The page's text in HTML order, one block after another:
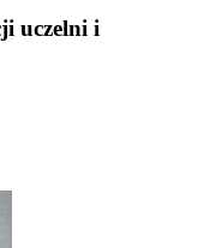
uczelni i